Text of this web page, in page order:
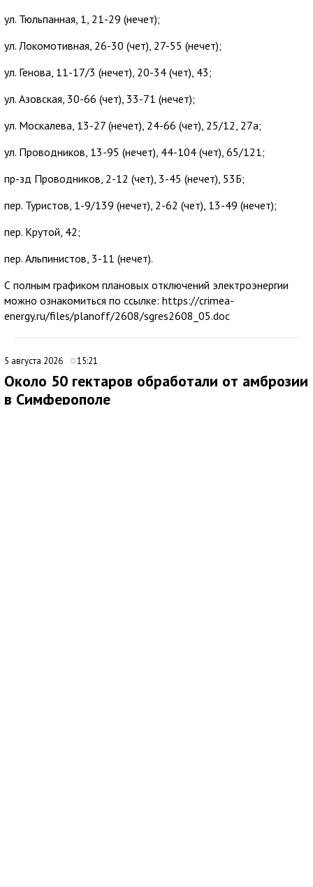
ул. Тюльпанная, 1, 21-29 (нечет);
ул. Локомотивная, 26-30 (чет), 27-55 (нечет);
ул. Генова, 11-17/3 (нечет), 20-34 (чет), 43;
ул. Азовская, 30-66 (чет), 33-71 (нечет);
ул. Москалева, 13-27 (нечет), 24-66 (чет), 25/12, 27а;
ул. Проводников, 13-95 (нечет), 44-104 (чет), 65/121;
пр-зд Проводников, 2-12 (чет), 3-45 (нечет), 53Б;
пер. Туристов, 1-9/139 (нечет), 2-62 (чет), 13-49 (нечет);
пер. Крутой, 42;
пер. Альпинистов, 3-11 (нечет).
С полным графиком плановых отключений электроэнергии
можно ознакомиться по ссылке: https://crimea-
energy.ru/files/planoff/2608/sgres2608_05.doc
5 августа 2026 15:21
Около 50 гектаров обработали от амброзии
в Симферополе